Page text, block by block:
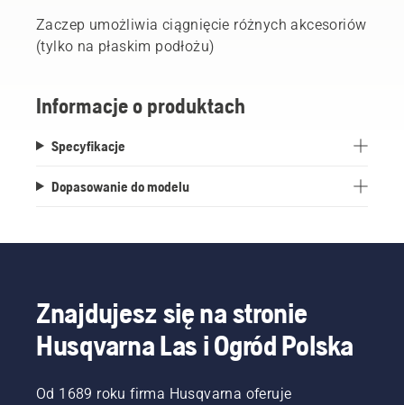
Zaczep umożliwia ciągnięcie różnych akcesoriów
(tylko na płaskim podłożu)
Informacje o produktach
Specyfikacje
Dopasowanie do modelu
Znajdujesz się na stronie
Husqvarna Las i Ogród Polska
Od 1689 roku firma Husqvarna oferuje